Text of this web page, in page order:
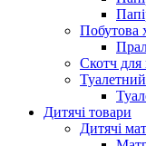
Побутова
Скотч для
Дитячі товари
Дитячі